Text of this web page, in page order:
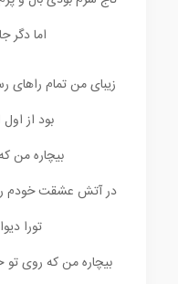
اما دگر
زیبای من تمام راهای
بود از
بیچاره من
در آتش عشقت خودم را
تورا
بیچاره من که روی